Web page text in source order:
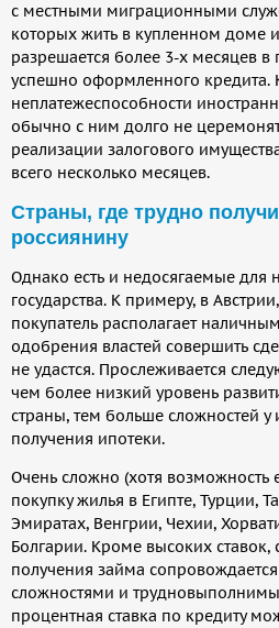
с местными миграционными
которых жить в купленном доме
разрешается более 3-х месяцев в
успешно оформленного кредита.
неплатежеспособности
обычно с ним долго не
реализации залогового
всего несколько месяцев.
Страны, где трудно
россиянину
Однако есть и недосягаемые для
государства. К примеру, в
покупатель располагает
одобрения властей совершить
не удастся. Прослеживается
чем более низкий уровень
страны, тем больше сложностей у
получения ипотеки.
Очень сложно (хотя возможность
покупку жилья в Египте, Турции,
Эмиратах, Венгрии, Чехии,
Болгарии. Кроме высоких ставок,
получения займа
сложностями и
процентная ставка по кредиту